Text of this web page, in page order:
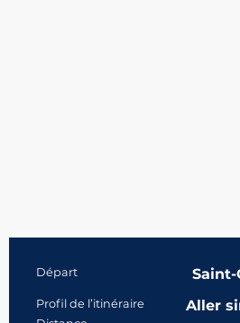
Informations
Départ Saint-
Profil de l’itinéraire Aller